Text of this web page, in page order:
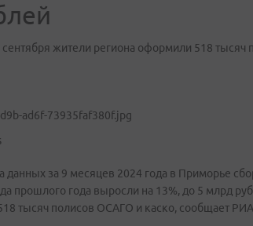
жители региона оформили 518 тысяч
данных за 9 месяцев 2024 года в Приморье
прошлого года выросли на 13%, до 5 млрд
тысяч полисов ОСАГО и каско, сообщает